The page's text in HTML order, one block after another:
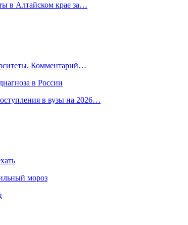
в Алтайском крае за…
Комментарий…
в России
в вузы на 2026…
мороз